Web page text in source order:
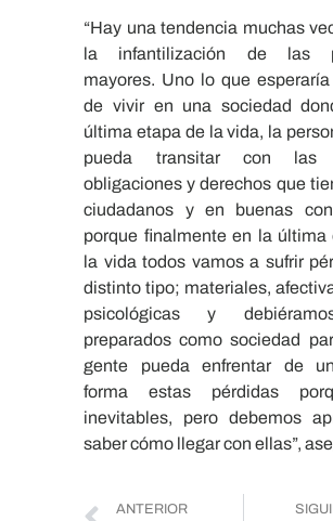
“Hay una tendencia muchas
la infantilización de las
mayores. Uno lo que
de vivir en una sociedad
última etapa de la vida, la
pueda transitar con las
obligaciones y derechos que
ciudadanos y en buenas
porque finalmente en la última
la vida todos vamos a sufrir
distinto tipo; materiales,
psicológicas y
preparados como sociedad
gente pueda enfrentar de
forma estas pérdidas
inevitables, pero debemos
saber cómo llegar con ellas”,
ANTERIOR